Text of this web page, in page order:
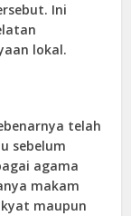
Ini
lokal.
telah
sebelum
agama
makam
maupun